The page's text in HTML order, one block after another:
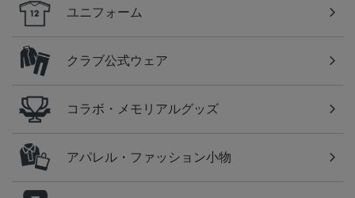
ユニフォーム
クラブ公式ウェア
コラボ・メモリアルグッズ
アパレル・ファッション小物